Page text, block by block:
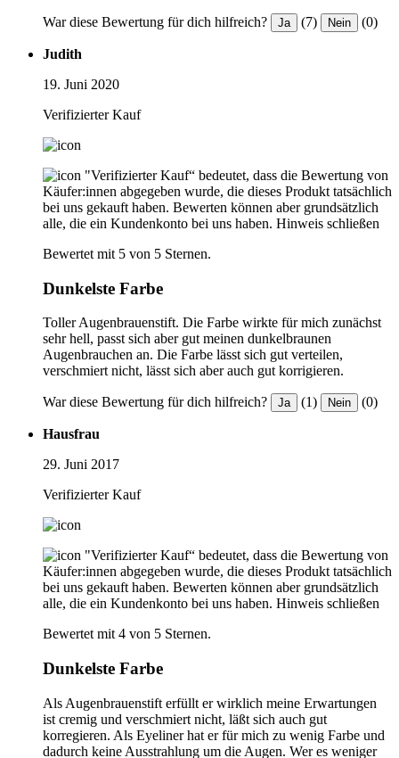
War diese Bewertung für dich hilfreich? Ja (7) Nein (0)
Judith
19. Juni 2020
Verifizierter Kauf
"Verifizierter Kauf“ bedeutet, dass die Bewertung von
Käufer:innen abgegeben wurde, die dieses Produkt tatsächlich
bei uns gekauft haben. Bewerten können aber grundsätzlich
alle, die ein Kundenkonto bei uns haben. Hinweis schließen
Bewertet mit 5 von 5 Sternen.
Dunkelste Farbe
Toller Augenbrauenstift. Die Farbe wirkte für mich zunächst
sehr hell, passt sich aber gut meinen dunkelbraunen
Augenbrauchen an. Die Farbe lässt sich gut verteilen,
verschmiert nicht, lässt sich aber auch gut korrigieren.
War diese Bewertung für dich hilfreich? Ja (1) Nein (0)
Hausfrau
29. Juni 2017
Verifizierter Kauf
"Verifizierter Kauf“ bedeutet, dass die Bewertung von
Käufer:innen abgegeben wurde, die dieses Produkt tatsächlich
bei uns gekauft haben. Bewerten können aber grundsätzlich
alle, die ein Kundenkonto bei uns haben. Hinweis schließen
Bewertet mit 4 von 5 Sternen.
Dunkelste Farbe
Als Augenbrauenstift erfüllt er wirklich meine Erwartungen
ist cremig und verschmiert nicht, läßt sich auch gut
korregieren. Als Eyeliner hat er für mich zu wenig Farbe und
dadurch keine Ausstrahlung um die Augen. Wer es weniger